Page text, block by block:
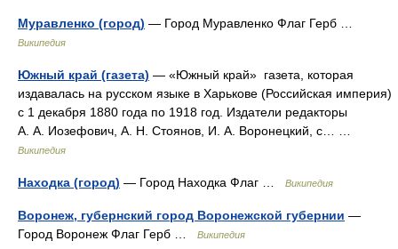
Муравленко (город) — Город Муравленко Флаг Герб …
Википедия
Южный край (газета) — «Южный край» газета, которая
издавалась на русском языке в Харькове (Российская империя)
с 1 декабря 1880 года по 1918 год. Издатели редакторы
А. А. Иозефович, А. Н. Стоянов, И. А. Воронецкий, с… …
Википедия
Находка (город) — Город Находка Флаг … Википедия
Воронеж, губернский город Воронежской губернии —
Город Воронеж Флаг Герб …
Википедия